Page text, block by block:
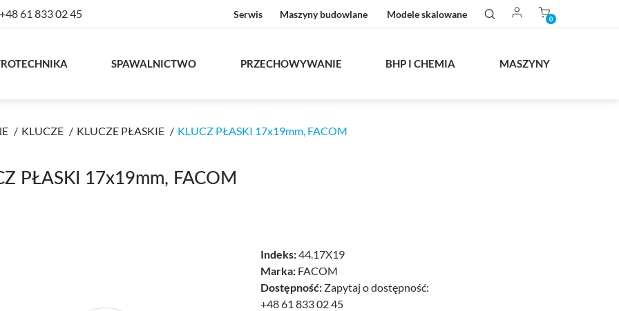
+48 61 833 02 45 Serwis Maszyny budowlane Modele skalowane 0
SPAWALNICTWO PRZECHOWYWANIE BHP I CHEMIA MASZYNY
KLUCZE KLUCZE PŁASKIE KLUCZ PŁASKI 17x19mm, FACOM
PŁASKI 17x19mm, FACOM
Indeks:44.17X19
Marka: FACOM
Dostępność: Zapytaj o dostępność:
+48 61 833 02 45